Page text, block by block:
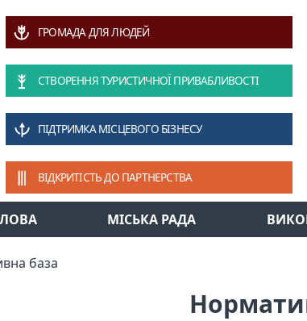
ГРОМАДА ДЛЯ ЛЮДЕЙ
СТВОРЕННЯ ТУРИСТИЧНОЇ ПРИВАБЛИВОСТІ
ПІДТРИМКА МІСЦЕВОГО БІЗНЕСУ
ВІДКРИТІСТЬ ДО ПАРТНЕРСТВА
МІСЬКА РАДА
база